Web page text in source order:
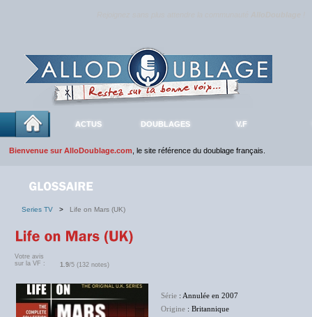
ACTUS DOUBLAGES V.F
Bienvenue sur AlloDoublage.com , le site référence du doublage français.
Series TV > Life on Mars (UK)
Votre avis
sur la VF :
1.9/5 (132 notes)
Série : Annulée en 2007
Origine : Britannique